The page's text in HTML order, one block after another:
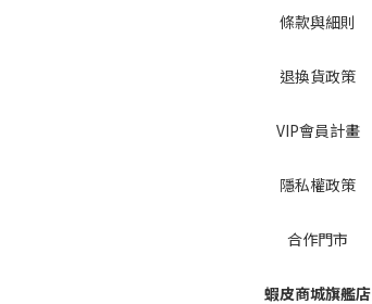
條款與細則
退換貨政策
VIP會員計畫
隱私權政策
合作門市
蝦皮商城旗艦店